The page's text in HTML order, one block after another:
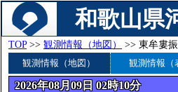
和歌山県
TOP>> 観測情報（地図）
>> 東牟婁
観測情報（地図）
観測情報（
2026年08月09日 02時10分